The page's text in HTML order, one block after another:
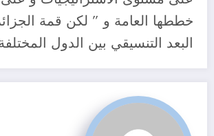
خططها العامة و ” لكن قمة
البعد التنسيقي بين الدول